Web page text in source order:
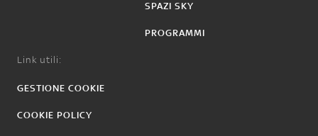
SPAZI SKY
PROGRAMMI
Link utili:
GESTIONE COOKIE
COOKIE POLICY